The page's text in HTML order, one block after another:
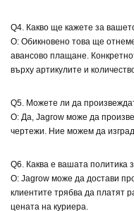
Q4. Какво ще кажете за
О: Обикновено това ще
авансово плащане.
върху артикулите и
Q5. Можете ли да
О: Да, Jagrow може да
чертежи. Ние можем да
Q6. Каква е вашата политика
О: Jagrow може да достави
клиентите трябва да платят
цената на куриера.